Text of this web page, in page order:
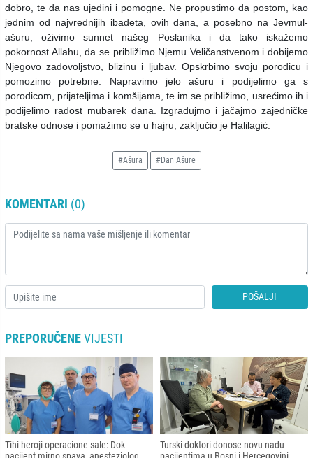
dobro, te da nas ujedini i pomogne. Ne propustimo da postom, kao
jednim od najvrednijih ibadeta, ovih dana, a posebno na Jevmul-
ašuru, oživimo sunnet našeg Poslanika i da tako iskažemo
pokornost Allahu, da se približimo Njemu Veličanstvenom i dobijemo
Njegovo zadovoljstvo, blizinu i ljubav. Opskrbimo svoju porodicu i
pomozimo potrebne. Napravimo jelo ašuru i podijelimo ga s
porodicom, prijateljima i komšijama, te im se približimo, usrećimo ih i
podijelimo radost mubarek dana. Izgrađujmo i jačajmo zajedničke
bratske odnose i pomažimo se u hajru, zaključio je Halilagić.
#Ašura #Dan Ašure
KOMENTARI (0)
POŠALJI
PREPORUČENEVIJESTI
Tihi heroji operacione sale: Dok
Turski doktori donose novu nadu